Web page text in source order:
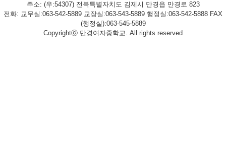
주소: (우:54307) 전북특별자치도 김제시 만경읍 만경로 823
전화: 교무실:063-542-5889 교장실:063-543-5889 행정실:063-542-5888 FAX
(행정실):063-545-5889
Copyrightⓒ 만경여자중학교. All rights reserved